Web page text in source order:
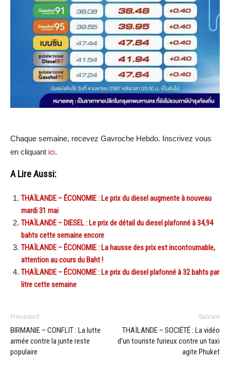
Chaque semaine, recevez Gavroche Hebdo. Inscrivez vous
en cliquant ici.
A Lire Aussi:
THAÏLANDE – ÉCONOMIE : Le prix du diesel augmente à nouveau
mardi 31 mai
THAÏLANDE – DIESEL : Le prix de détail du diesel plafonné à 34,94
bahts cette semaine encore
THAÏLANDE – ÉCONOMIE : La hausse des prix est incontournable,
attention au cours du Baht !
THAÏLANDE – ÉCONOMIE : Le prix du diesel plafonné à 32 bahts par
litre cette semaine
Précédent
BIRMANIE – CONFLIT : La lutte
armée contre la junte reste
populaire
Suivant
THAÏLANDE – SOCIÉTÉ : La vidéo
d’un touriste furieux contre un taxi
agite Phuket